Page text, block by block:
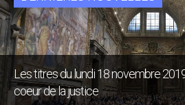
Les titres du lundi 18 novembre
coeur de la justice